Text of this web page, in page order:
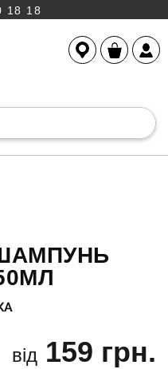
18 18
від 159 грн.